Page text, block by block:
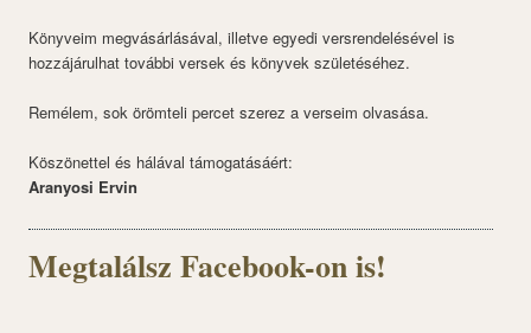
Könyveim megvásárlásával, illetve egyedi versrendelésével is
hozzájárulhat további versek és könyvek születéséhez.
Remélem, sok örömteli percet szerez a verseim olvasása.
Köszönettel és hálával támogatásáért:
Aranyosi Ervin
Megtalálsz Facebook-on is!